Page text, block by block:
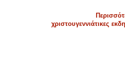
χριστουγεννιάτικες